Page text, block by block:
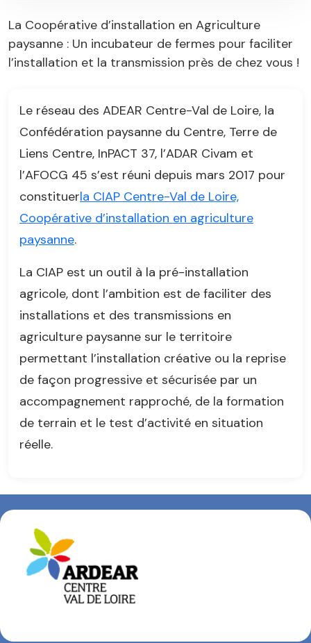
La Coopérative d’installation en Agriculture
paysanne : Un incubateur de fermes pour faciliter
l’installation et la transmission près de chez vous !
Le réseau des ADEAR Centre-Val de Loire, la
Confédération paysanne du Centre, Terre de
Liens Centre, InPACT 37, l’ADAR Civam et
l’AFOCG 45 s’est réuni depuis mars 2017 pour
constituerla CIAP Centre-Val de Loire,
Coopérative d’installation en agriculture
paysanne.
La CIAP est un outil à la pré-installation
agricole, dont l’ambition est de faciliter des
installations et des transmissions en
agriculture paysanne sur le territoire
permettant l’installation créative ou la reprise
de façon progressive et sécurisée par un
accompagnement rapproché, de la formation
de terrain et le test d’activité en situation
réelle.